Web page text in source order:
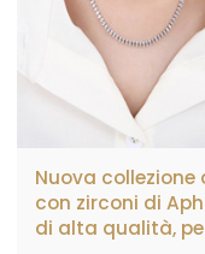
Nuova
con zirconi di
di alta qualità,